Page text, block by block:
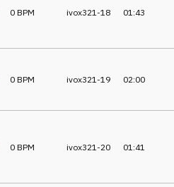
0 BPM ivox321-18 01:43
0 BPM ivox321-19 02:00
0 BPM ivox321-20 01:41